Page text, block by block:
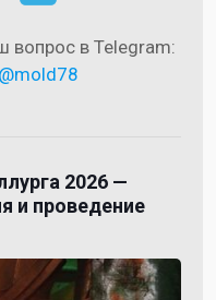
вопрос в Telegram:
@mold78
2026 —
и проведение